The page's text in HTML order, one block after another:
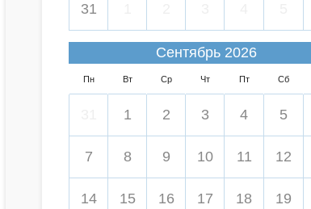
31
Сентябрь 2026
Пн Вт Ср Чт Пт Сб
1 2 3 4 5
7 8 9 10 11 12
14 15 16 17 18 19